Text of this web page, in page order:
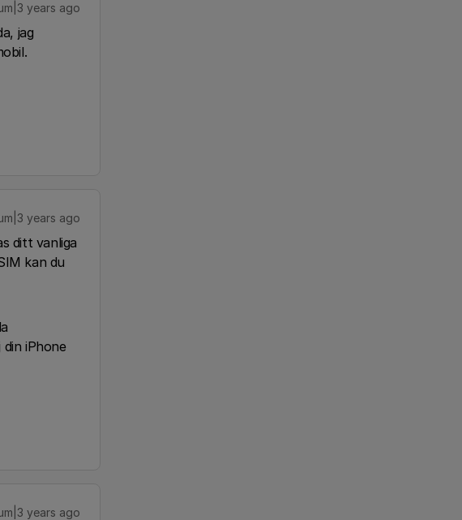
years ago
jag
years ago
ditt vanliga
kan du
iPhone
years ago